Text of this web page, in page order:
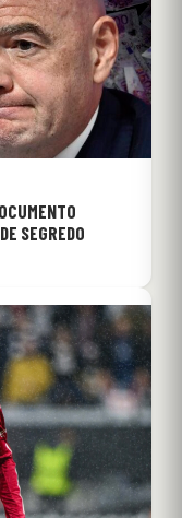
SEGREDO